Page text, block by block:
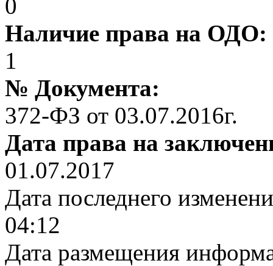
0
Наличие права на ОДО:
1
№ Документа:
372-ФЗ от 03.07.2016г.
Дата права на
01.07.2017
Дата последнего
04:12
Дата размещения